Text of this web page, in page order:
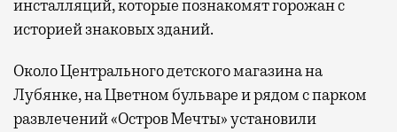
инсталляций, которые познакомят горожан с
историей знаковых зданий.
Около Центрального детского магазина на
Лубянке, на Цветном бульваре и рядом с парком
развлечений «Остров Мечты» установили